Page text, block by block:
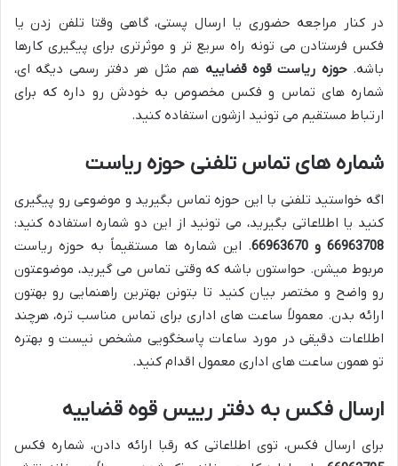
در کنار مراجعه حضوری یا ارسال پستی، گاهی وقتا تلفن زدن یا
فکس فرستادن می تونه راه سریع تر و موثرتری برای پیگیری کارها
باشه.حوزه ریاست قوه قضاییه هم مثل هر دفتر رسمی دیگه ای،
شماره های تماس و فکس مخصوص به خودش رو داره که برای
ارتباط مستقیم می تونید ازشون استفاده کنید.
شماره های تماس تلفنی حوزه ریاست
اگه خواستید تلفنی با این حوزه تماس بگیرید و موضوعی رو پیگیری
کنید یا اطلاعاتی بگیرید، می تونید از این دو شماره استفاده کنید:
66963708 و 66963670
. این شماره ها مستقیماً به حوزه ریاست
مربوط میشن. حواستون باشه که وقتی تماس می گیرید، موضوعتون
رو واضح و مختصر بیان کنید تا بتونن بهترین راهنمایی رو بهتون
ارائه بدن. معمولاً ساعت های اداری برای تماس مناسب تره، هرچند
اطلاعات دقیقی در مورد ساعات پاسخگویی مشخص نیست و بهتره
تو همون ساعت های اداری معمول اقدام کنید.
ارسال فکس به دفتر رییس قوه قضاییه
برای ارسال فکس، توی اطلاعاتی که رقبا ارائه دادن، شماره فکس